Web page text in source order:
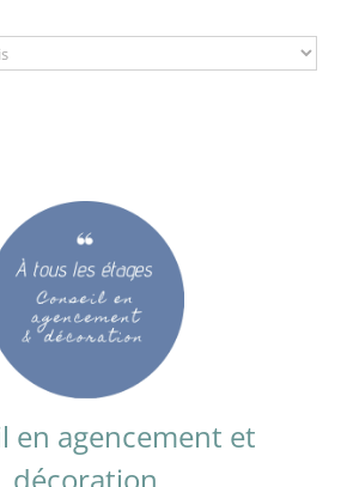
en agencement et